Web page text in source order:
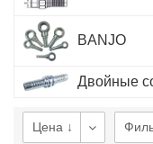
BANJO
Двойные
Цена ↓